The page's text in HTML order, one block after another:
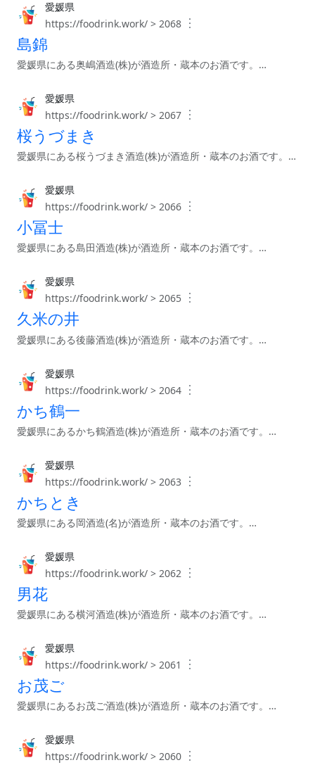
愛媛県
https://foodrink.work/ > 2068 ︙
島錦
愛媛県にある奥嶋酒造(株)が酒造所・蔵本のお酒です。…
愛媛県
https://foodrink.work/ > 2067 ︙
桜うづまき
愛媛県にある桜うづまき酒造(株)が酒造所・蔵本のお酒です。…
愛媛県
https://foodrink.work/ > 2066 ︙
小冨士
愛媛県にある島田酒造(株)が酒造所・蔵本のお酒です。…
愛媛県
https://foodrink.work/ > 2065 ︙
久米の井
愛媛県にある後藤酒造(株)が酒造所・蔵本のお酒です。…
愛媛県
https://foodrink.work/ > 2064 ︙
かち鶴一
愛媛県にあるかち鶴酒造(株)が酒造所・蔵本のお酒です。…
愛媛県
https://foodrink.work/ > 2063
︙
かちとき
愛媛県にある岡酒造(名)が酒造所・蔵本のお酒です。…
愛媛県
https://foodrink.work/ > 2062 ︙
男花
愛媛県にある横河酒造(株)が酒造所・蔵本のお酒です。…
愛媛県
https://foodrink.work/ > 2061
︙
お茂ご
愛媛県にあるお茂ご酒造(株)が酒造所・蔵本のお酒です。…
愛媛県
https://foodrink.work/ > 2060 ︙